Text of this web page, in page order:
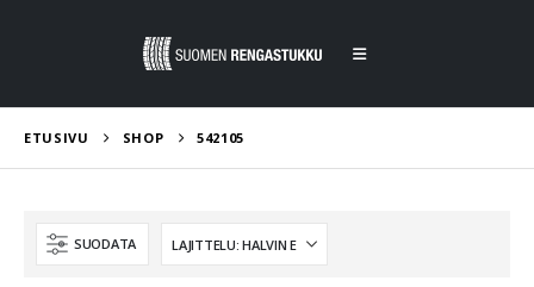
ETUSIVU SHOP 542105
SUODATA